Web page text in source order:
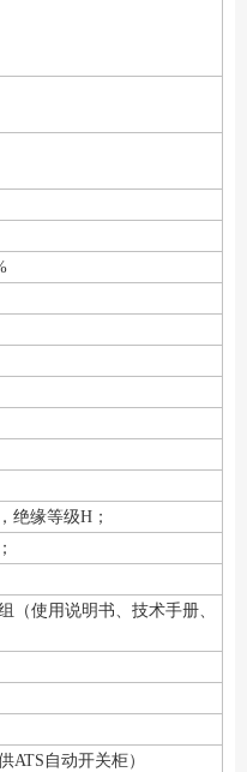
绝缘等级H；
（使用说明书、技术手册、
ATS自动开关柜）